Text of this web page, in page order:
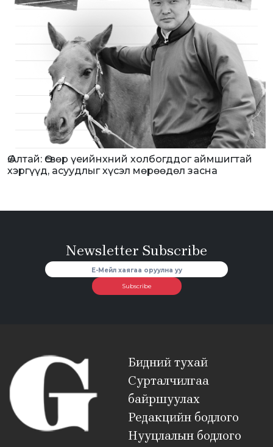
Ө.Алтай: Өсвөр үеийнхний холбогддог аймшигтай
хэргүүд, асуудлыг хүсэл мөрөөдөл засна
Newsletter Subscribe
Subscribe
Бидний тухай
Сурталчилгаа
байршуулах
Редакцийн бодлого
Нууцлалын бодлого